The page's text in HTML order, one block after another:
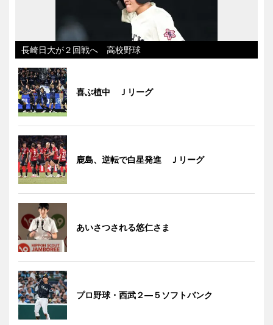
長崎日大が２回戦へ 高校野球
喜ぶ植中 Ｊリーグ
鹿島、逆転で白星発進 Ｊリーグ
あいさつされる悠仁さま
プロ野球・西武２―５ソフトバンク